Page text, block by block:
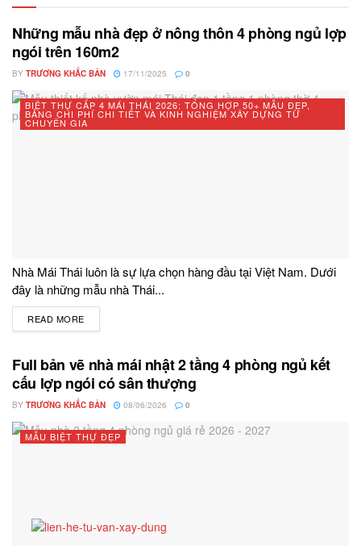
Những mẫu nhà đẹp ở nông thôn 4 phòng ngủ lợp
ngói trên 160m2
BY TRƯƠNG KHẮC BẢN 17/11/2025 0
BIỆT THỰ CẤP 4 MÁI THÁI 2026: TỔNG HỢP 50+ MẪU ĐẸP,
BẢNG CHI PHÍ CHI TIẾT VÀ KINH NGHIỆM XÂY DỰNG TỪ
CHUYÊN GIA
Nhà Mái Thái luôn là sự lựa chọn hàng đầu tại Việt Nam. Dưới
đây là những mẫu nhà Thái...
READ MORE
Full bản vẽ nhà mái nhật 2 tầng 4 phòng ngủ kết
cấu lợp ngói có sân thượng
BY TRƯƠNG KHẮC BẢN 08/06/2026 0
MẪU BIỆT THỰ ĐẸP